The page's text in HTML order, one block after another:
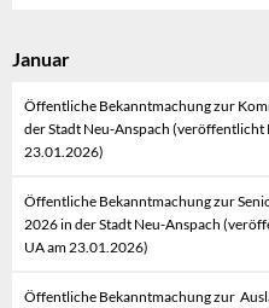
Januar
Öffentliche Bekanntmachung zur
der Stadt Neu-Anspach (veröffentlicht
23.01.2026)
Öffentliche Bekanntmachung zur
2026 in der Stadt Neu-Anspach
UA am 23.01.2026)
Öffentliche Bekanntmachung zur